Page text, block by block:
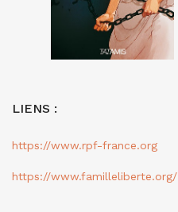
LIENS :
https://www.rpf-france.org
https://www.familleliberte.org/